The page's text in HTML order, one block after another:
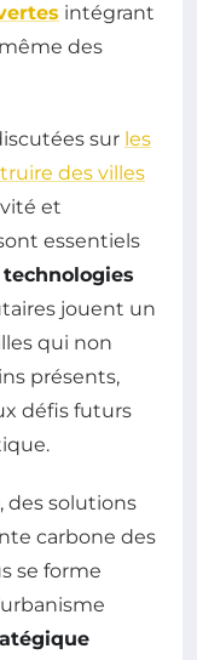
intégrant
des
sur les
des villes
et
essentiels
technologies
jouent un
qui non
présents,
défis futurs
, des solutions
carbone des
se forme